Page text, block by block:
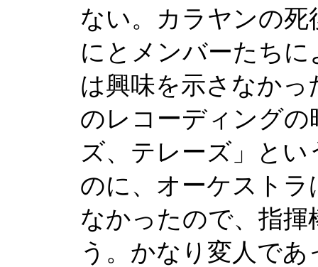
ない。カラヤンの
にとメンバーたち
は興味を示さなか
のレコーディング
ズ、テレーズ」と
のに、オーケスト
なかったので、指
う。かなり変人で